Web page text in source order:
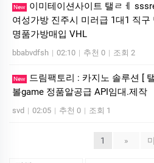
New
이미테이션사이트 탤ㄹㅔ
여성가방 진주시 미러급 1대1 직
명품가방매입 VHL
bbabvdfsh | 02:10 | 추천 0 | 조회 2
New
드림팩토리 : 카­지노 솔­루션 [
볼game 정품알공급 API임대.제작
svd | 02:05 | 추천 0 | 조회 1
1 »